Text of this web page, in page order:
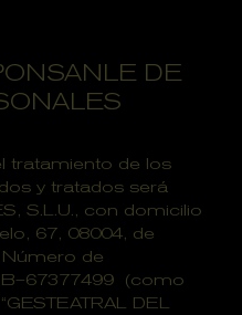
DE
tratamiento de los
y tratados será
S.L.U., con domicilio
67, 08004, de
de
B–67377499 (como
DEL